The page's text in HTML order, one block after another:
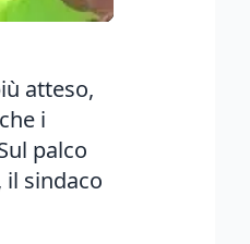
atteso,
i
palco
il sindaco